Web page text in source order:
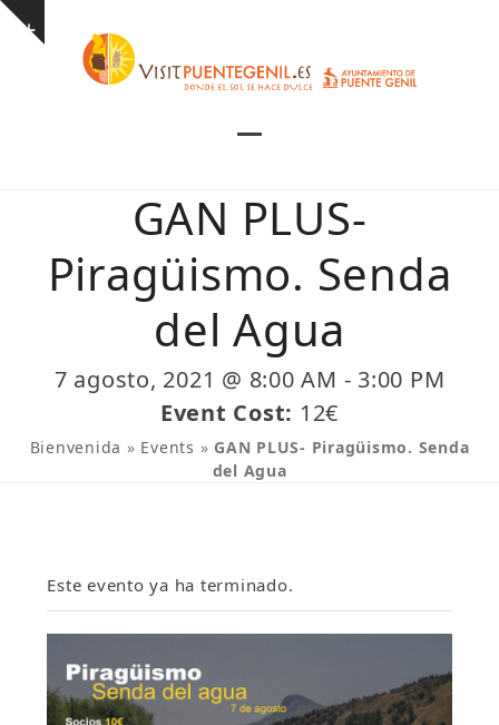
Skip
Show
mobile
menu
mobile
menu
GAN PLUS-
Piragüismo. Senda
del Agua
7 agosto, 2021 @ 8:00 AM - 3:00 PM
Event Cost: 12€
Bienvenida » Events » GAN PLUS- Piragüismo. Senda
del Agua
Este evento ya ha terminado.